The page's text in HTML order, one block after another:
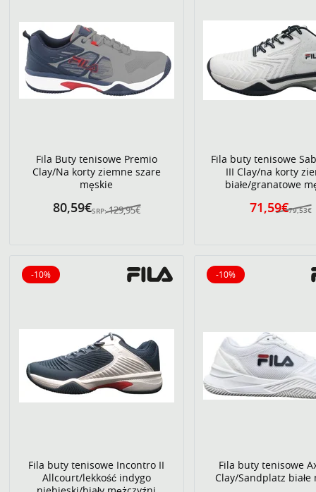
Fila Buty tenisowe Premio
Clay/Na korty ziemne szare
męskie
SRP: 129,95€
80,59€
Fila buty tenisowe
III Clay/na korty
białe/granatowe
79,53€
71,59€
Fila buty tenisowe Incontro II
Allcourt/lekkość indygo
-10%
10% obniżone
Fila buty tenisowe
Clay/Sandplatz białe
-10%
10% obniżone